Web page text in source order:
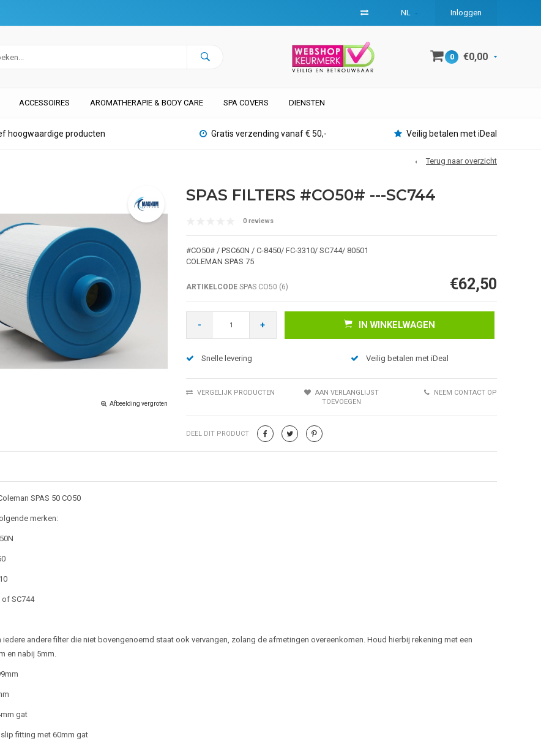
NL Inloggen
0 €0,00
ACCESSOIRES AROMATHERAPIE & BODY CARE SPA COVERS DIENSTEN
hoogwaardige producten Gratis verzending vanaf € 50,- Veilig betalen met iDeal
Terug naar overzicht
Afbeelding vergroten
SPAS FILTERS #CO50# ---SC744
0 reviews
#CO50# / PSC60N / C-8450/ FC-3310/ SC744/ 80501
COLEMAN SPAS 75
ARTIKELCODESPAS CO50 (6) €62,50
- + IN WINKELWAGEN
Snelle levering Veilig betalen met iDeal
VERGELIJK PRODUCTEN
AAN VERLANGLIJST
TOEVOEGEN
NEEM CONTACT OP
DEEL DIT PRODUCT
SPAS 50 CO50
merken:
of SC744
iedere andere filter die niet bovengenoemd staat ook vervangen, zolang de afmetingen overeenkomen. Houd hierbij rekening met een
en nabij 5mm.
gat
slip fitting met 60mm gat